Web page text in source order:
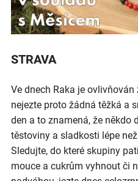
STRAVA
Ve dnech Raka je
nejezte proto žádná těžká a
den a to znamená, že někdo
těstoviny a sladkosti lépe
Sledujte, do které skupiny
mouce a cukrům vyhnout či